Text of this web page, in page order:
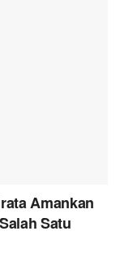
Amankan
Satu